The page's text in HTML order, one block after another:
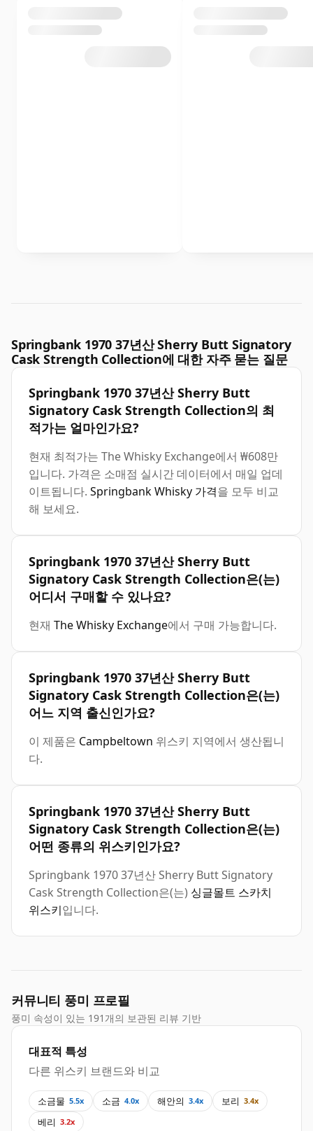
Springbank 1970 37년산 Sherry Butt Signatory
Cask Strength Collection에 대한 자주 묻는 질문
Springbank 1970 37년산 Sherry Butt
Signatory Cask Strength Collection의 최
적가는 얼마인가요?
현재 최적가는 The Whisky Exchange에서 ₩608만
입니다. 가격은 소매점 실시간 데이터에서 매일 업데
이트됩니다. Springbank Whisky 가격을 모두 비교
해 보세요.
Springbank 1970 37년산 Sherry Butt
Signatory Cask Strength Collection은(는)
어디서 구매할 수 있나요?
현재 The Whisky Exchange에서 구매 가능합니다.
Springbank 1970 37년산 Sherry Butt
Signatory Cask Strength Collection은(는)
어느 지역 출신인가요?
이 제품은 Campbeltown 위스키 지역에서 생산됩니
다.
Springbank 1970 37년산 Sherry Butt
Signatory Cask Strength Collection은(는)
어떤 종류의 위스키인가요?
Springbank 1970 37년산 Sherry Butt Signatory
Cask Strength Collection은(는) 싱글몰트 스카치
위스키입니다.
커뮤니티 풍미 프로필
풍미 속성이 있는 191개의 보관된 리뷰 기반
대표적 특성
다른 위스키 브랜드와 비교
소금물 5.5x 소금 4.0x 해안의 3.4x 보리 3.4x
베리 3.2x